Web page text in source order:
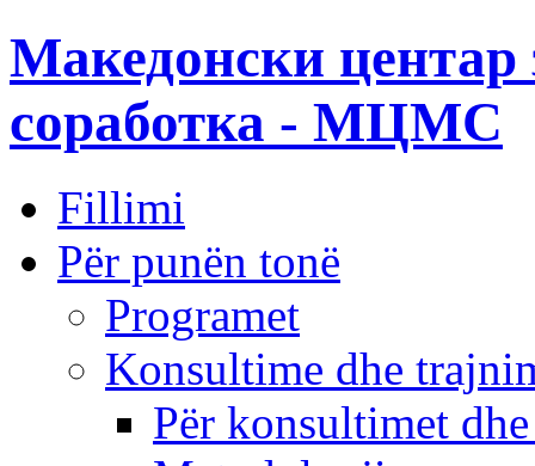
Македонски центар
соработка - МЦМС
Fillimi
Për punën tonë
Programet
Konsultime dhe
Për konsultimet